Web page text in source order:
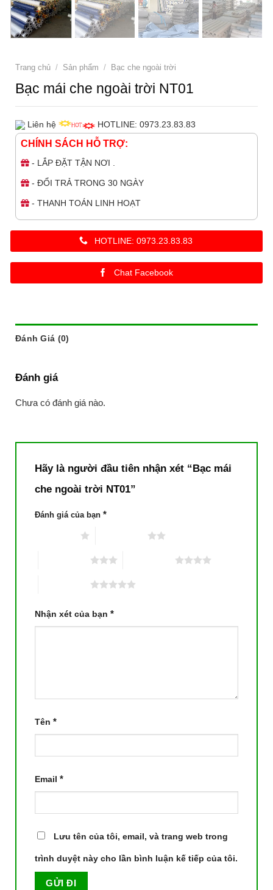
Trang chủ / Sản phẩm / Bạc che ngoài trời
Bạc mái che ngoài trời NT01
Liên hệ HOTLINE: 0973.23.83.83
CHÍNH SÁCH HỖ TRỢ:
- LẮP ĐẶT TẬN NƠI .
- ĐỔI TRẢ TRONG 30 NGÀY
- THANH TOÁN LINH HOẠT
HOTLINE: 0973.23.83.83
Chat Facebook
Đánh Giá (0)
Đánh giá
Chưa có đánh giá nào.
Hãy là người đầu tiên nhận xét “Bạc mái
che ngoài trời NT01”
Đánh giá của bạn *
Nhận xét của bạn *
Tên *
Email *
Lưu tên của tôi, email, và trang web trong
trình duyệt này cho lần bình luận kế tiếp của tôi.